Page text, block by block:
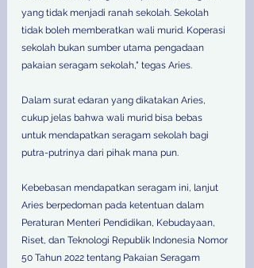
yang tidak menjadi ranah sekolah. Sekolah
tidak boleh memberatkan wali murid. Koperasi
sekolah bukan sumber utama pengadaan
pakaian seragam sekolah," tegas Aries.
Dalam surat edaran yang dikatakan Aries,
cukup jelas bahwa wali murid bisa bebas
untuk mendapatkan seragam sekolah bagi
putra-putrinya dari pihak mana pun.
Kebebasan mendapatkan seragam ini, lanjut
Aries berpedoman pada ketentuan dalam
Peraturan Menteri Pendidikan, Kebudayaan,
Riset, dan Teknologi Republik Indonesia Nomor
50 Tahun 2022 tentang Pakaian Seragam